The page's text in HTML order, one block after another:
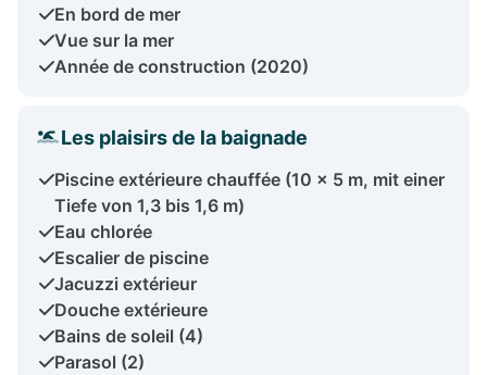
En bord de mer
Vue sur la mer
Année de construction (2020)
Les plaisirs de la baignade
Piscine extérieure chauffée (10 x 5 m, mit einer
Tiefe von 1,3 bis 1,6 m)
Eau chlorée
Escalier de piscine
Jacuzzi extérieur
Douche extérieure
Bains de soleil (4)
Parasol (2)